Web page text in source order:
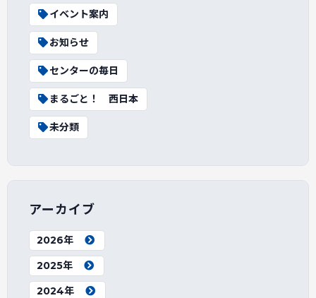
イベント案内
お知らせ
センターの毎日
まるごと！ 西日本
未分類
アーカイブ
2026年
2025年
2024年